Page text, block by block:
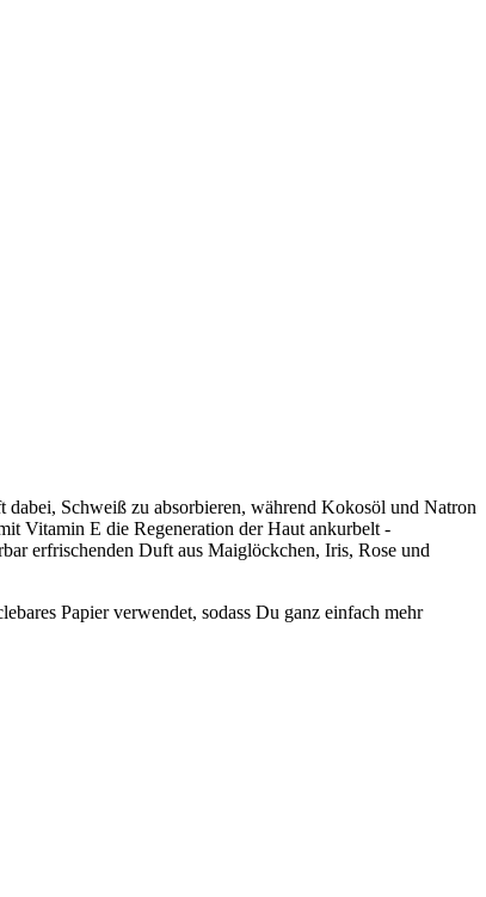
Schweiß zu absorbieren, während Kokosöl und Natron
Vitamin E die Regeneration der Haut ankurbelt -
erfrischenden Duft aus Maiglöckchen, Iris, Rose und
Papier verwendet, sodass Du ganz einfach mehr